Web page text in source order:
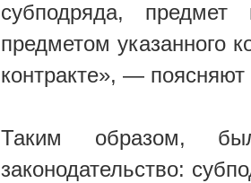
субподряда, предмет
предметом указанного
контракте», —
Таким образом,
законодательство: